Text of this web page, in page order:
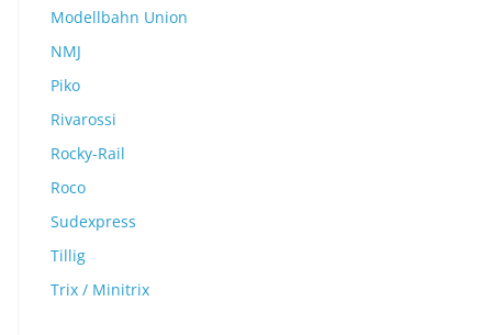
Modellbahn Union
NMJ
Piko
Rivarossi
Rocky-Rail
Roco
Sudexpress
Tillig
Trix / Minitrix